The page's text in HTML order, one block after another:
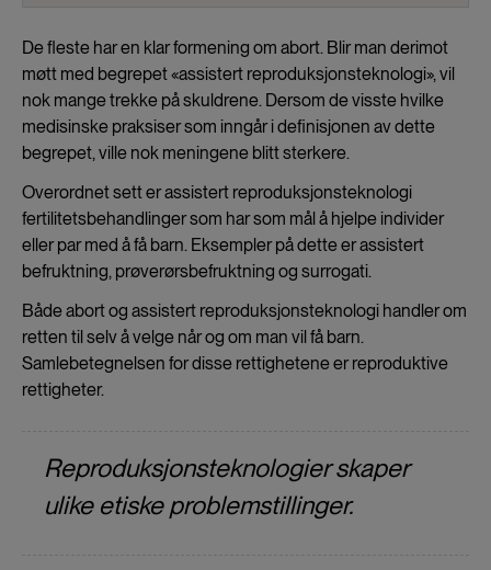
De fleste har en klar formening om abort. Blir man derimot
møtt med begrepet «assistert reproduksjonsteknologi», vil
nok mange trekke på skuldrene. Dersom de visste hvilke
medisinske praksiser som inngår i definisjonen av dette
begrepet, ville nok meningene blitt sterkere.
Overordnet sett erassistert reproduksjonsteknologi
fertilitetsbehandlinger som har som mål å hjelpe individer
eller par med å få barn. Eksempler på dette er assistert
befruktning, prøverørsbefruktning og surrogati.
Både abort og assistert reproduksjonsteknologi handler om
retten til selv å velge når og om man vil få barn.
Samlebetegnelsen for disse rettighetene er reproduktive
rettigheter.
Reproduksjonsteknologier skaper
ulike etiske problemstillinger.